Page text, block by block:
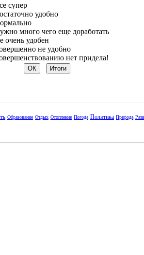
супер
удобно
много чего еще доработать
очень удобен
не удобно
нет придела!
Образование Отдых Отопление Погода Политика Природа